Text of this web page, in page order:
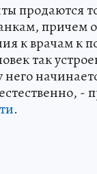
продаются
причем
к врачам к
так
него
-
.